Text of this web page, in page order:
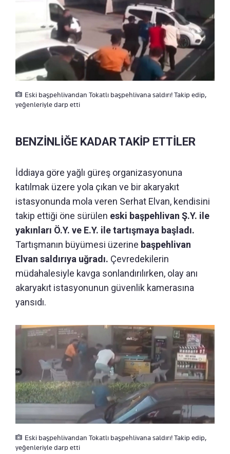
Eski başpehlivandan Tokatlı başpehlivana saldırı! Takip edip,
yeğenleriyle darp etti
BENZİNLİĞE KADAR TAKİP ETTİLER
İddiaya göre yağlı güreş organizasyonuna
katılmak üzere yola çıkan ve bir akaryakıt
istasyonunda mola veren Serhat Elvan, kendisini
takip ettiği öne sürülen eski başpehlivan Ş.Y. ile
yakınları Ö.Y. ve E.Y. ile tartışmaya başladı.
Tartışmanın büyümesi üzerine başpehlivan
Elvan saldırıya uğradı. Çevredekilerin
müdahalesiyle kavga sonlandırılırken, olay anı
akaryakıt istasyonunun güvenlik kamerasına
yansıdı.
Eski başpehlivandan Tokatlı başpehlivana saldırı! Takip edip,
yeğenleriyle darp etti